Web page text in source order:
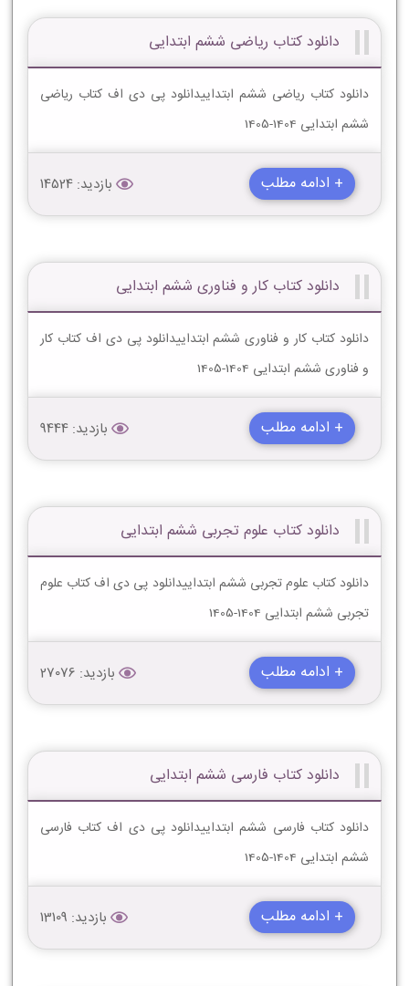
دانلود کتاب ریاضی ششم ابتدایی
دانلود کتاب ریاضی ششم ابتداییدانلود پی دی اف کتاب ریاضی
ششم ابتدایی 1404-1405
+ ادامه مطلب بازدید: 14524
دانلود کتاب کار و فناوری ششم ابتدایی
دانلود کتاب کار و فناوری ششم ابتداییدانلود پی دی اف کتاب کار
و فناوری ششم ابتدایی 1404-1405
+ ادامه مطلب بازدید: 9444
دانلود کتاب علوم تجربی ششم ابتدایی
دانلود کتاب علوم تجربی ششم ابتداییدانلود پی دی اف کتاب علوم
تجربی ششم ابتدایی 1404-1405
+ ادامه مطلب بازدید: 27076
دانلود کتاب فارسی ششم ابتدایی
دانلود کتاب فارسی ششم ابتداییدانلود پی دی اف کتاب فارسی
ششم ابتدایی 1404-1405
+ ادامه مطلب بازدید: 13109